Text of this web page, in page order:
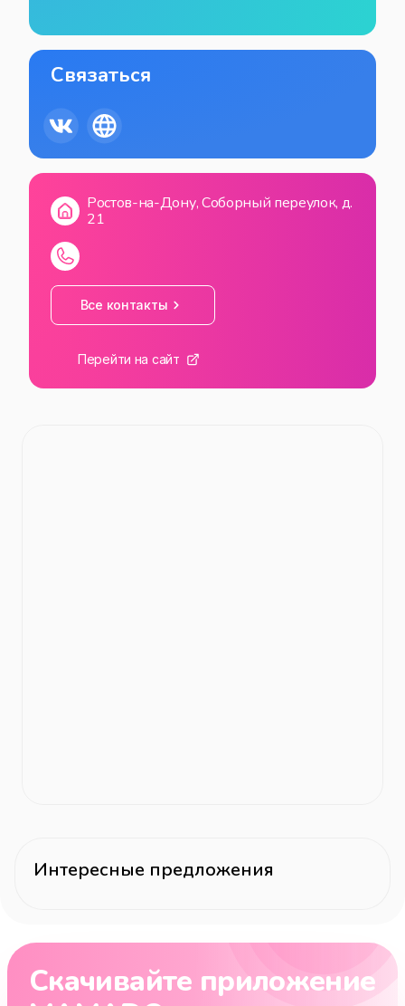
Связаться
Ростов-на-Дону, Соборный переулок, д.
21
Все контакты
Перейти на сайт
Интересные предложения
Скачивайте приложение